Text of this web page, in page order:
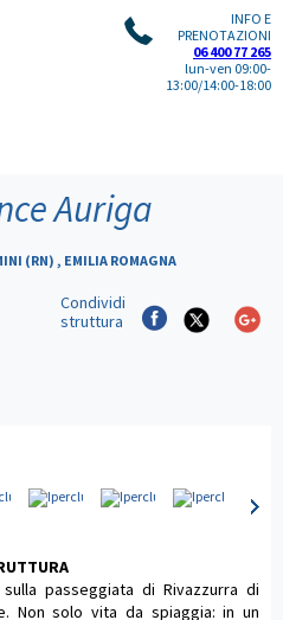
INFO E
PRENOTAZIONI
06 400 77 265
lun-ven 09:00-
13:00/14:00-18:00
Auriga
(RN) , EMILIA ROMAGNA
Condividi
struttura
passeggiata di Rivazzurra di
Non solo vita da spiaggia: in un